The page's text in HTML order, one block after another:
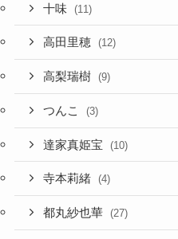
十味 (11)
高田里穂 (12)
高梨瑞樹 (9)
つんこ (3)
達家真姫宝 (10)
寺本莉緒 (4)
都丸紗也華 (27)